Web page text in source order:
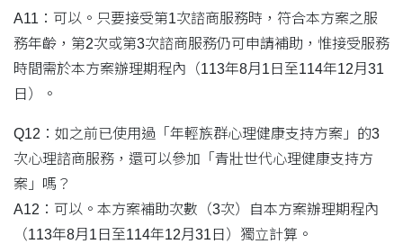
A11：可以。只要接受第1次諮商服務時，符合本方案之服
務年齡，第2次或第3次諮商服務仍可申請補助，惟接受服務
時間需於本方案辦理期程內（113年8月1日至114年12月31
日）。
Q12：如之前已使用過「年輕族群心理健康支持方案」的3
次心理諮商服務，還可以參加「青壯世代心理健康支持方
案」嗎？
A12：可以。本方案補助次數（3次）自本方案辦理期程內
（113年8月1日至114年12月31日）獨立計算。